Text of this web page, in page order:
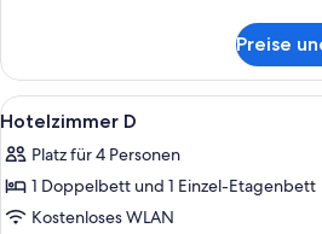
Preise
Alle
Fotos
für
Hotelzimmer D
anzeigen
Ein
4
Hotelzimmer D
Platz für 4 Personen
1 Doppelbett und 1 Einzel-Etagenbett
Kostenloses WLAN